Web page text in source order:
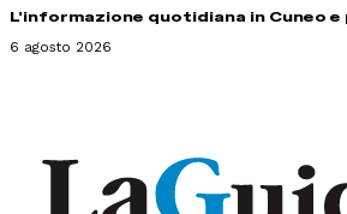
L'informazione quotidiana in Cuneo e
6 agosto 2026